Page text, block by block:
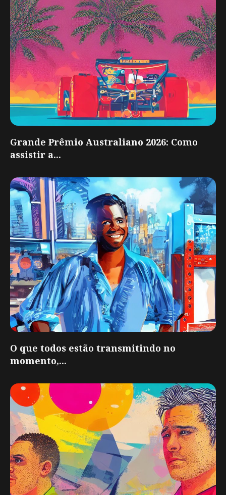
Grande Prêmio Australiano 2026: Como
assistir a...
O que todos estão transmitindo no
momento,...